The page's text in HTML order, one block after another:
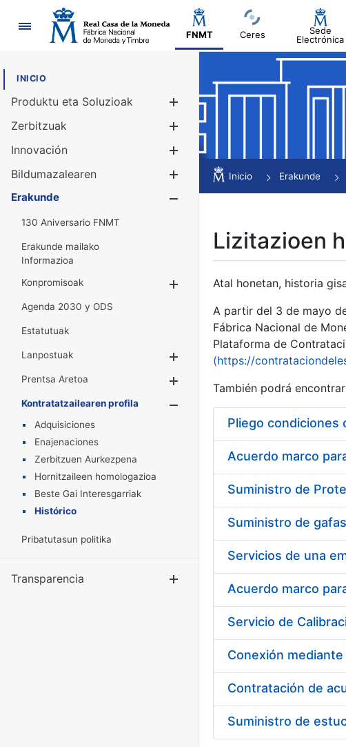
Nabigazioa
FNMT Ceres
Sede
Electrónica
INICIO
Produktu eta Soluzioak
Erakutsi/Ezkutatu
Zerbitzuak
Innovación
Bildumazalearen
Erakutsi/Ezkutatu
Erakunde
130 Aniversario FNMT
Erakunde mailako
Informazioa
Konpromisoak
Erakutsi/Ezkutatu
Agenda 2030 y ODS
Estatutuak
Lanpostuak
Erakutsi/Ezkutatu
Prentsa Aretoa
Erakutsi/Ezkutatu
Kontratatzailearen profila
Erakutsi/Ezkutatu
Adquisiciones
Enajenaciones
Zerbitzuen Aurkezpena
Hornitzaileen homologazioa
Beste Gai Interesgarriak
Histórico
Pribatutasun politika
Transparencia Erakutsi/Ezkutatu
Inicio Erakunde
Lizitazioen
Atal honetan, historia
A partir del 3 de mayo
Fábrica Nacional de
Plataforma de
(https://
También podrá
Pliego condiciones
Acuerdo marco
Acuerdo marco
Suministro de